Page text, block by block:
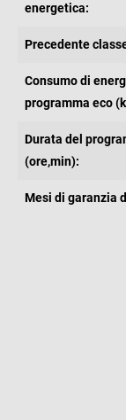
energetica:
Precedente
Consumo di
programma eco
Durata del
(ore,min):
Mesi di garanzia